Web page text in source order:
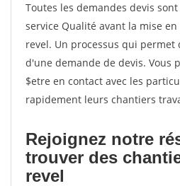
Toutes les demandes devis
service Qualité avant la mise
revel. Un processus qui permet
d'une demande de devis. Vous
$etre en contact avec les
rapidement leurs chantiers
Rejoignez notre
trouver des
revel